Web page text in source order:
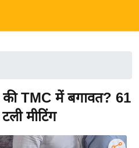
TMC में बगावत? 61
मीटिंग